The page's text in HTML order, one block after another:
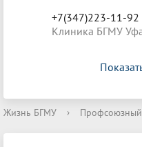
+7(347)223-11-92
Клиника БГМУ
Жизнь БГМУ ›